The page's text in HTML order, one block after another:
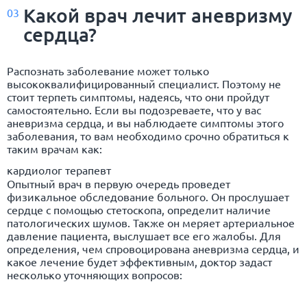
03 Какой врач лечит аневризму
сердца?
Распознать заболевание может только
высококвалифицированный специалист. Поэтому не
стоит терпеть симптомы, надеясь, что они пройдут
самостоятельно. Если вы подозреваете, что у вас
аневризма сердца, и вы наблюдаете симптомы этого
заболевания, то вам необходимо срочно обратиться к
таким врачам как:
кардиолог терапевт
Опытный врач в первую очередь проведет
физикальное обследование больного. Он прослушает
сердце с помощью стетоскопа, определит наличие
патологических шумов. Также он меряет артериальное
давление пациента, выслушает все его жалобы. Для
определения, чем спровоцирована аневризма сердца, и
какое лечение будет эффективным, доктор задаст
несколько уточняющих вопросов: